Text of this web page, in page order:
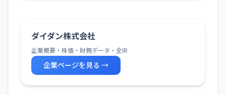
ダイダン株式会社
企業概要・株価・財務データ・全IR
企業ページを見る →